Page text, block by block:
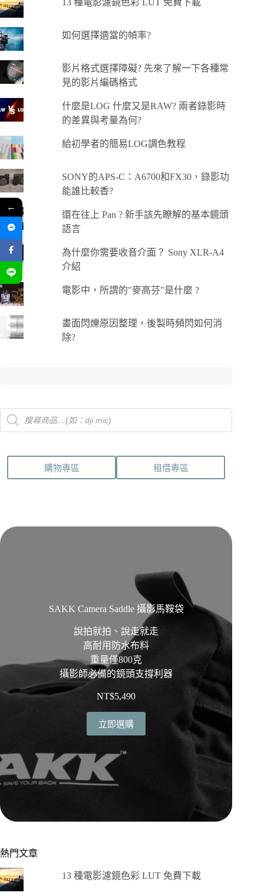
如何選擇適當的幀率?
影片格式選擇障礙? 先來了解一下各種常
見的影片編碼格式
什麼是LOG 什麼又是RAW? 兩者錄影時
的差異與考量為何?
給初學者的簡易LOG調色教程
SONY的APS-C：A6700和FX30，錄影功
能誰比較香?
還在往上 Pan ? 新手該先瞭解的基本鏡頭
語言
為什麼你需要收音介面？ Sony XLR-A4
介紹
電影中，所謂的"麥高芬"是什麼 ?
畫面閃爍原因整理，後製時頻閃如何消
除?
Products
search
購物專區 租借專區
SAKK Camera Saddle 攝影馬鞍袋
說拍就拍、說走就走
高耐用防水布料
重量僅800克
攝影師必備的鏡頭支撐利器
NT$5,490
立即選購
熱門文章
13 種電影濾鏡色彩 LUT 免費下載
←